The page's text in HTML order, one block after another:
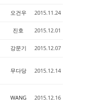
오건우 2015.11.24
진호 2015.12.01
강문기 2015.12.07
무다당 2015.12.14
WANG 2015.12.16